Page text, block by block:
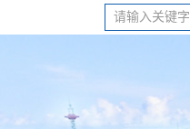
请输入关键字